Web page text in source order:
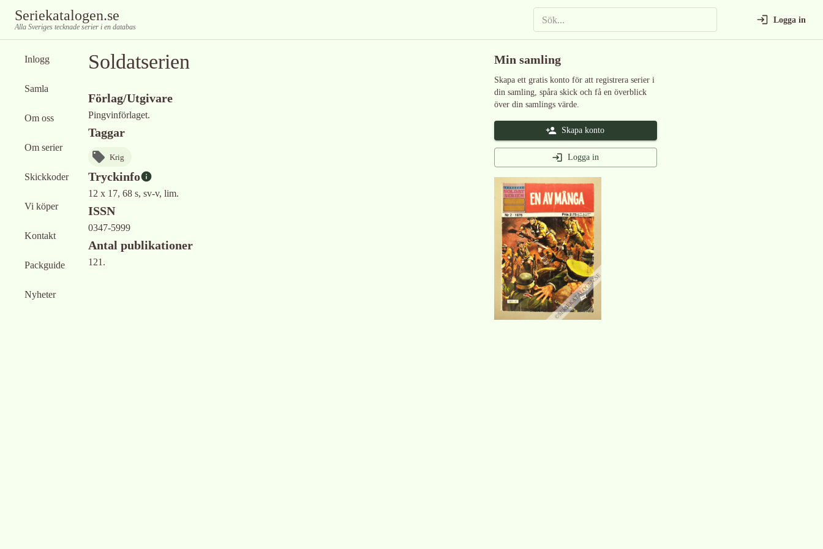
Seriekatalogen.se
Alla Sveriges tecknade serier i en databas
Logga in
Inlogg
Samla
Om oss
Om serier
Skickkoder
Vi köper
Kontakt
Packguide
Nyheter
Soldatserien
Förlag/Utgivare
Pingvinförlaget.
Taggar
Krig
Tryckinfo
12 x 17, 68 s, sv-v, lim.
ISSN
0347-5999
Antal publikationer
121.
Min samling
Skapa ett gratis konto för att registrera serier i
din samling, spåra skick och få en överblick
över din samlings värde.
Skapa konto
Logga in